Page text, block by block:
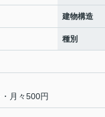
建物構造
種別
月々500円